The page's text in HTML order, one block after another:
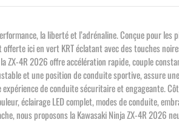
la liberté et l’adrénaline. Conçue pour les
ici en vert KRT éclatant avec des touches
ZX-4R 2026 offre accélération rapide, couple
et une position de conduite sportive, assure
de conduite sécuritaire et engageante.
éclairage LED complet, modes de conduite,
nous proposons la Kawasaki Ninja ZX-4R 2026